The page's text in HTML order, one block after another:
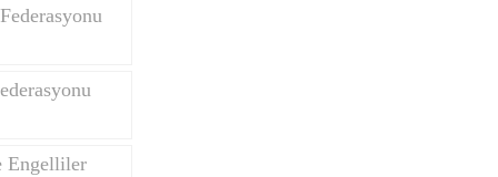
Engelliler